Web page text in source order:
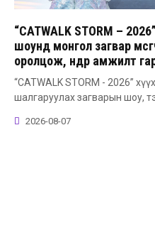
“CATWALK STORM –
шоунд монгол загвар
оролцож, өндөр амжилт
“CATWALK STORM - 2026”
шалгаруулах загварын шоу,
2026-08-07